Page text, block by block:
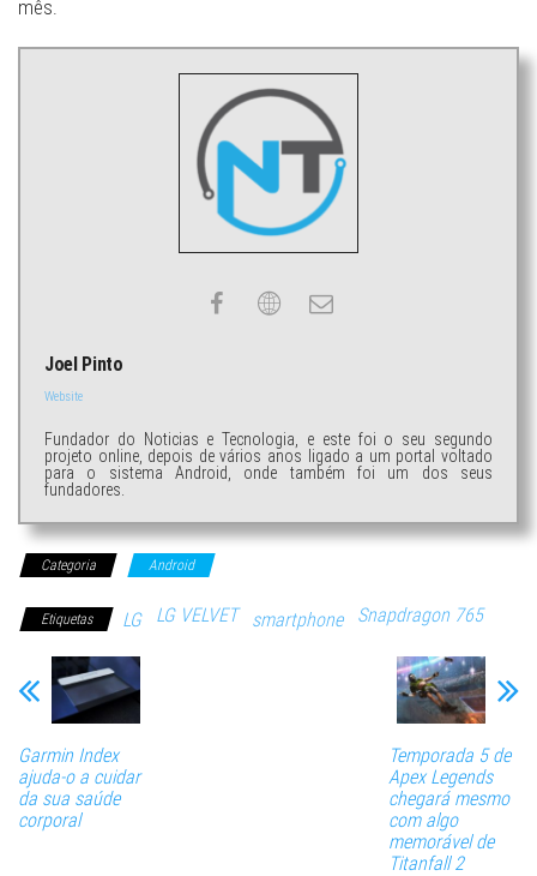
mês.
Joel Pinto
Website
Fundador do Noticias e Tecnologia, e este foi o seu segundo
projeto online, depois de vários anos ligado a um portal voltado
para o sistema Android, onde também foi um dos seus
fundadores.
Categoria Android
Etiquetas LG LG VELVET smartphone Snapdragon 765
Garmin Index
ajuda-o a cuidar
da sua saúde
corporal
Temporada 5 de
Apex Legends
chegará mesmo
com algo
memorável de
Titanfall 2